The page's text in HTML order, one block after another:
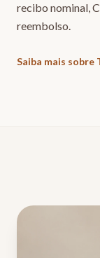
recibo nominal,
reembolso.
Saiba mais sobre